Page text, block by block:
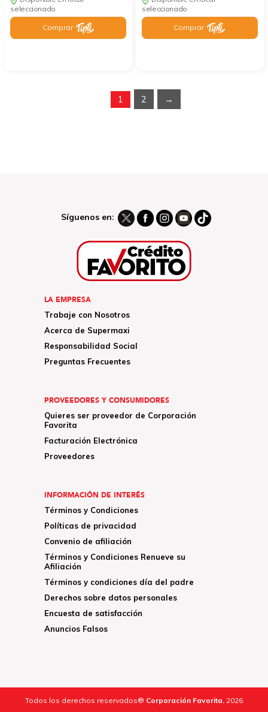
seleccionado
Comprar
seleccionado
Comprar
1 2 →
Síguenos en:
LA EMPRESA
Trabaje con Nosotros
Acerca de Supermaxi
Responsabilidad Social
Preguntas Frecuentes
PROVEEDORES Y CONSUMIDORES
Quieres ser proveedor de Corporación
Favorita
Facturación Electrónica
Proveedores
INFORMACIÓN DE INTERÉS
Términos y Condiciones
Políticas de privacidad
Convenio de afiliación
Términos y Condiciones Renueve su
Afiliación
Términos y condiciones día del padre
Derechos sobre datos personales
Encuesta de satisfacción
Anuncios Falsos
Todos los derechos reservados® Corporación Favorita. 2026